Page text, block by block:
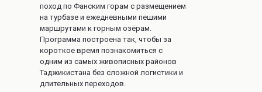
поход по Фанским горам с размещением
на турбазе и ежедневными пешими
маршрутами к горным озёрам.
Программа построена так, чтобы за
короткое время познакомиться с
одним из самых живописных районов
Таджикистана без сложной логистики и
длительных переходов.